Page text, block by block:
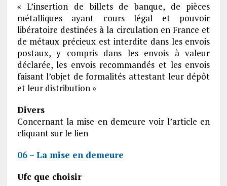
« L’insertion de billets de banque, de pièces
métalliques ayant cours légal et pouvoir
libératoire destinées à la circulation en France et
de métaux précieux est interdite dans les envois
postaux, y compris dans les envois à valeur
déclarée, les envois recommandés et les envois
faisant l’objet de formalités attestant leur dépôt
et leur distribution »
Divers
Concernant la mise en demeure voir l’article en
cliquant sur le lien
06 – La mise en demeure
Ufc que choisir